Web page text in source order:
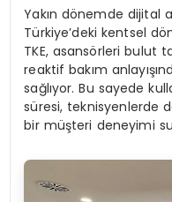
Yakın dönemde dijital
Türkiye’deki kentsel
TKE, asansörleri bulut
reaktif bakım
sağlıyor. Bu sayede
süresi, teknisyenlerde
bir müşteri deneyimi